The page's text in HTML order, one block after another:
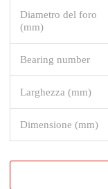
Diametro del foro
(mm)
Bearing number
Larghezza (mm)
Dimensione (mm)